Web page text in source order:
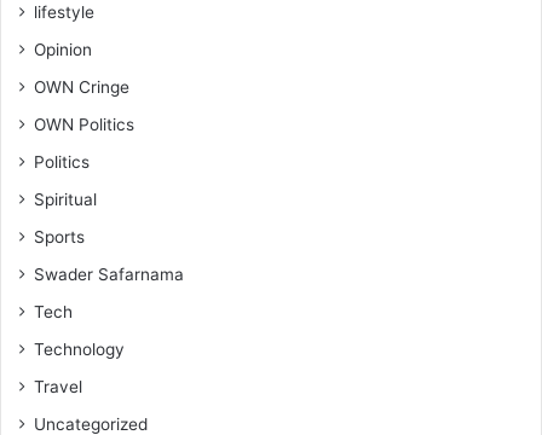
lifestyle
Opinion
OWN Cringe
OWN Politics
Politics
Spiritual
Sports
Swader Safarnama
Tech
Technology
Travel
Uncategorized